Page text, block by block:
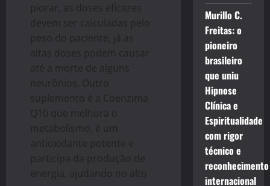
piorar, as doses eficazes
devem ser calculadas pelo
peso do paciente, já as
altas doses podem causar
até a morte de alguns
neurônios. Outro
suplemento é a Coenzima
Q10 que melhora o
metabolismo, é um
antioxidante potente e
participa da produção de
energia, ajudando no alto
Murillo C.
Freitas: o
pioneiro
brasileiro
que uniu
Hipnose
Clínica e
Espiritualidade
com rigor
técnico e
reconhecimento
internacional